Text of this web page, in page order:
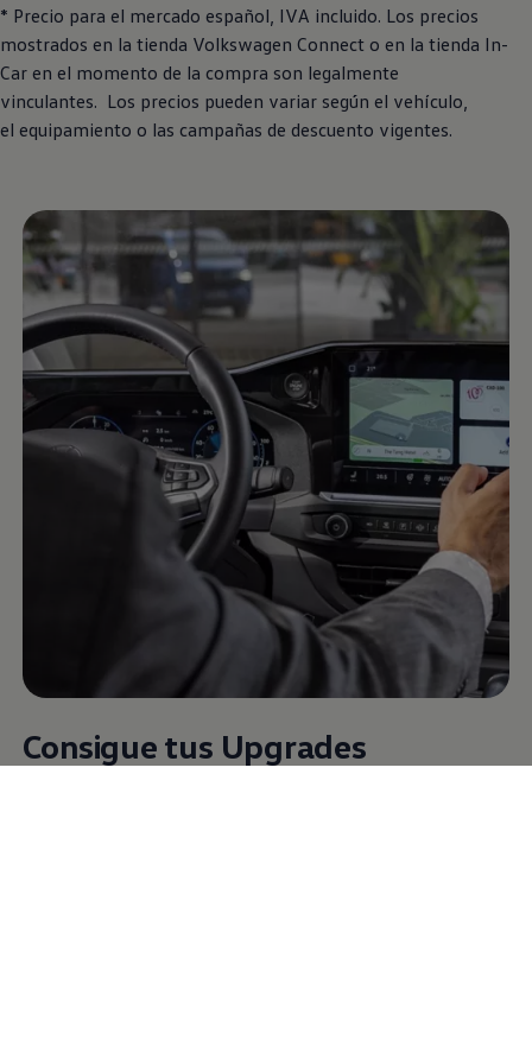
* Precio para el mercado español, IVA incluido. Los precios
mostrados en la tienda Volkswagen Connect o en la tienda In-
Car en el momento de la compra son legalmente
vinculantes. Los precios pueden variar según el vehículo,
el equipamiento o las campañas de descuento vigentes.
Consigue tus Upgrades